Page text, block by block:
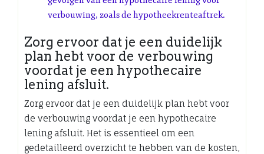
verbouwing, zoals de hypotheekrenteaftrek.
Zorg ervoor dat je een duidelijk
plan hebt voor de verbouwing
voordat je een hypothecaire
lening afsluit.
Zorg ervoor dat je een duidelijk plan hebt voor
de verbouwing voordat je een hypothecaire
lening afsluit. Het is essentieel om een
gedetailleerd overzicht te hebben van de kosten,